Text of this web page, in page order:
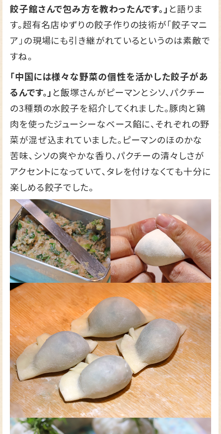
餃子館さんで包み方を教わったんです。」と語りま
す。超有名店ゆずりの餃子作りの技術が「餃子マニ
ア」の現場にも引き継がれているというのは素敵で
すね。
「中国には様々な野菜の個性を活かした餃子があ
るんです。」と飯塚さんがピーマンとシソ、パクチー
の3種類の水餃子を紹介してくれました。豚肉と鶏
肉を使ったジューシーなベース餡に、それぞれの野
菜が混ぜ込まれていました。ピーマンのほのかな
苦味、シソの爽やかな香り、パクチーの清々しさが
アクセントになっていて、タレを付けなくても十分に
楽しめる餃子でした。